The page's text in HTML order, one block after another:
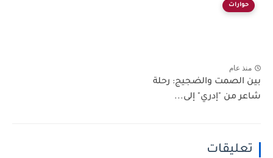
حوارات
منذ عام
بين الصمت والضجيج: رحلة
شاعر من "إدري" إلى...
تعليقات